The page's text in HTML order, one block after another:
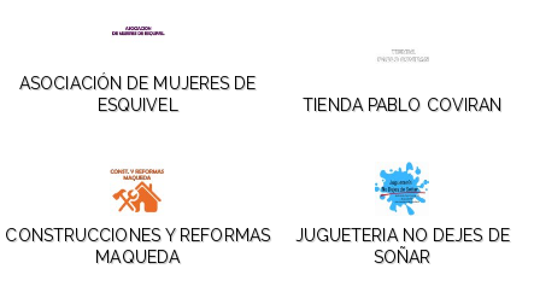
ASOCIACIÓN DE MUJERES DE
ESQUIVEL
TIENDA PABLO COVIRAN
CONSTRUCCIONES Y REFORMAS
MAQUEDA
JUGUETERIA NO DEJES DE
SOÑAR